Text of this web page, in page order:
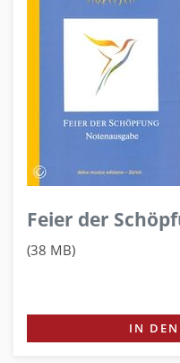
Feier der
(38 MB)
IN DEN